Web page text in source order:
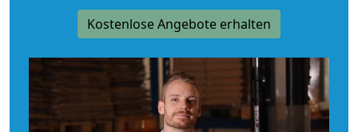
Kostenlose Angebote erhalten